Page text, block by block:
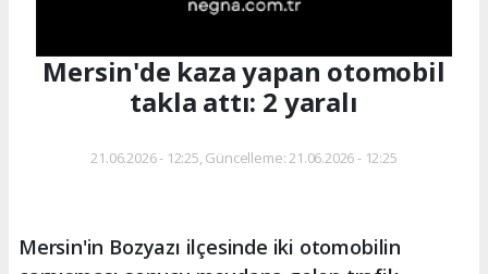
Mersin'de kaza yapan otomobil
takla attı: 2 yaralı
21.06.2026 - 12:25, Güncelleme: 21.06.2026 - 12:25
Mersin'in Bozyazı ilçesinde iki otomobilin